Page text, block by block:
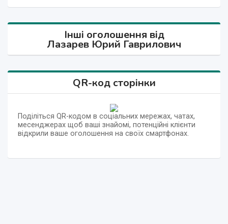
Інші оголошення від
Лазарев Юрий Гаврилович
QR-код сторінки
Поділіться QR-кодом в соціальних мережах, чатах,
месенджерах щоб ваші знайомі, потенційні клієнти
відкрили ваше оголошення на своїх смартфонах.